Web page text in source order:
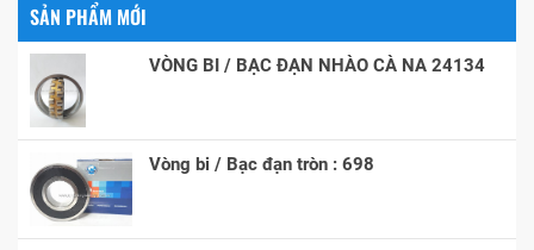
SẢN PHẨM MỚI
VÒNG BI / BẠC ĐẠN NHÀO CÀ NA 24134
Vòng bi / Bạc đạn tròn : 698